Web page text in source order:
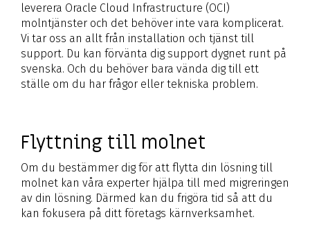
leverera Oracle Cloud Infrastructure (OCI)
molntjänster och det behöver inte vara komplicerat.
Vi tar oss an allt från installation och tjänst till
support. Du kan förvänta dig support dygnet runt på
svenska. Och du behöver bara vända dig till ett
ställe om du har frågor eller tekniska problem.
Flyttning till molnet
Om du bestämmer dig för att flytta din lösning till
molnet kan våra experter hjälpa till med migreringen
av din lösning. Därmed kan du frigöra tid så att du
kan fokusera på ditt företags kärnverksamhet.